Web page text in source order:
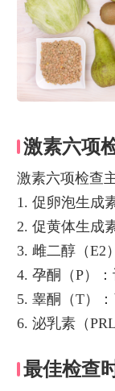
激素六项
激素六项检查
1. 促卵泡生成
2. 促黄体生成
3. 雌二醇（E2
4. 孕酮（P）
5. 睾酮（T）
6. 泌乳素（
最佳检查